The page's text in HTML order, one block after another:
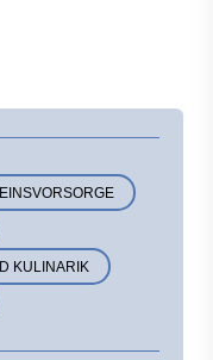
KULINARIK